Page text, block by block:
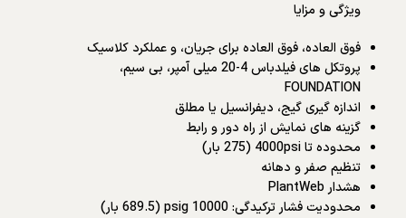
ویژگی و مزایا
فوق العاده، فوق العاده برای جریان، و عملکرد کلاسیک
پروتکل های فیلدباس 4-20 میلی آمپر، بی سیم،
FOUNDATION
اندازه گیری گیج، دیفرانسیل یا مطلق
گزینه های نمایش از راه دور و رابط
محدوده تا 4000psi (275 بار)
تنظیم صفر و دهانه
هشدار PlantWeb
محدودیت فشار ترکیدگی: 10000 psig (689.5 بار)